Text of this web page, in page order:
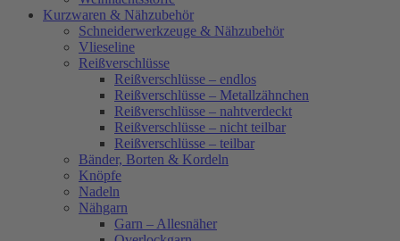
Kurzwaren & Nähzubehör
Schneiderwerkzeuge & Nähzubehör
Vlieseline
Reißverschlüsse
Reißverschlüsse – endlos
Reißverschlüsse – Metallzähnchen
Reißverschlüsse – nahtverdeckt
Reißverschlüsse – nicht teilbar
Reißverschlüsse – teilbar
Bänder, Borten & Kordeln
Knöpfe
Nadeln
Nähgarn
Garn – Allesnäher